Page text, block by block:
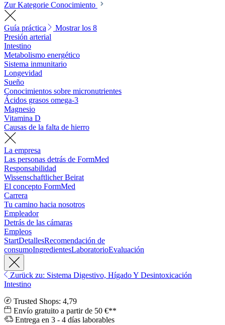
Zur Kategorie Conocimiento
Guía práctica
Mostrar los 8
Presión arterial
Intestino
Metabolismo energético
Sistema inmunitario
Longevidad
Sueño
Conocimientos sobre micronutrientes
Ácidos grasos omega-3
Magnesio
Vitamina D
Causas de la falta de hierro
La empresa
Las personas detrás de FormMed
Responsabilidad
Wissenschaftlicher Beirat
El concepto FormMed
Carrera
Tu camino hacia nosotros
Empleador
Detrás de las cámaras
Empleos
StartDetallesRecomendación de
consumoIngredientesLaboratorioEvaluación
Zurück zu: Sistema Digestivo, Hígado Y Desintoxicación
Intestino
Trusted Shops: 4,79
Envío gratuito a partir de 50 €**
Entrega en 3 - 4 días laborables